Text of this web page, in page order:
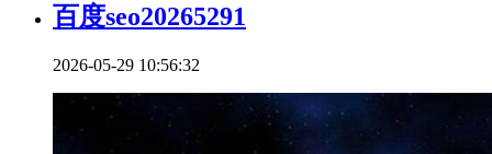
百度seo20265291
2026-05-29 10:56:32